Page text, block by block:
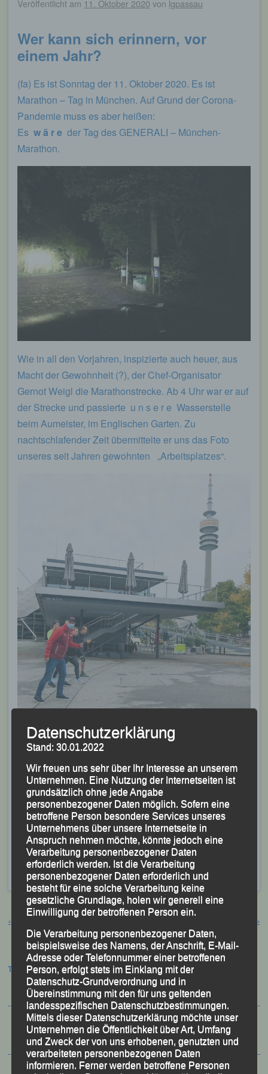
Veröffentlicht am 11. Oktober 2020 von lgpassau
Wer kann sich erinnern, vor
einem Jahr?
(fa) Es ist Sonntag der 11. Oktober 2020. Es ist
Marathon – Tag in München. Auf Grund der Corona-
Pandemie muss es aber heißen:
Es w ä r e der Tag des GENERALI – München-
Marathon.
Wie in all den Vorjahren, inspizierte auch heuer, aus
Macht der Gewohnheit (?), der Chef-Organisator
Gernot Weigl die Marathonstrecke. Ab 4 Uhr war er auf
der Strecke und passierte u n s e r e Wasserstelle
beim Aumeister, im Englischen Garten. Zu
nachtschlafender Zeit übermittelte er uns das Foto
unseres seit Jahren gewohnten „Arbeitsplatzes“.
Im Anschluss daran erfolgte ein symbolischer Start im
Olympia-Gelände für den „VIRTUAL RUNSpezial
2020″ über dessen Bedingungen wir bereits am 23.
September ausführlich berichtet haben.
VeröffentlichtinAktuelles
Beitragsnavigation
← Wie in alten Zeiten! →
Termine:
Datenschutzerklärung
Stand: 30.01.2022
Wir freuen uns sehr über Ihr Interesse an unserem
Unternehmen. Eine Nutzung der Internetseiten ist
grundsätzlich ohne jede Angabe
personenbezogener Daten möglich. Sofern eine
betroffene Person besondere Services unseres
Unternehmens über unsere Internetseite in
Anspruch nehmen möchte, könnte jedoch eine
Verarbeitung personenbezogener Daten
erforderlich werden. Ist die Verarbeitung
personenbezogener Daten erforderlich und
besteht für eine solche Verarbeitung keine
gesetzliche Grundlage, holen wir generell eine
Einwilligung der betroffenen Person ein.
Die Verarbeitung personenbezogener Daten,
beispielsweise des Namens, der Anschrift, E-Mail-
Adresse oder Telefonnummer einer betroffenen
Person, erfolgt stets im Einklang mit der
Datenschutz-Grundverordnung und in
Übereinstimmung mit den für uns geltenden
landesspezifischen Datenschutzbestimmungen.
Mittels dieser Datenschutzerklärung möchte unser
Unternehmen die Öffentlichkeit über Art, Umfang
und Zweck der von uns erhobenen, genutzten und
verarbeiteten personenbezogenen Daten
informieren. Ferner werden betroffene Personen